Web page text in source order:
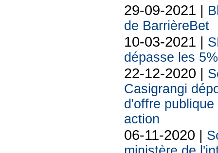
29-09-2021 |
de BarrièreBet
10-03-2021 |
dépasse les
22-12-2020 |
Casigrangi
d'offre
action
06-11-2020 |